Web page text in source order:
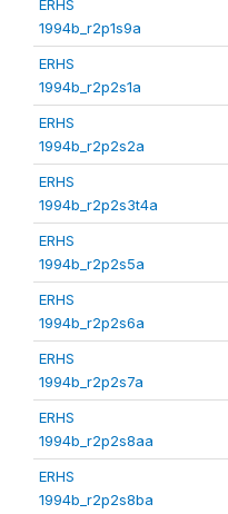
ERHS
1994b_r2p1s9a
ERHS
1994b_r2p2s1a
ERHS
1994b_r2p2s2a
ERHS
1994b_r2p2s3t4a
ERHS
1994b_r2p2s5a
ERHS
1994b_r2p2s6a
ERHS
1994b_r2p2s7a
ERHS
1994b_r2p2s8aa
ERHS
1994b_r2p2s8ba